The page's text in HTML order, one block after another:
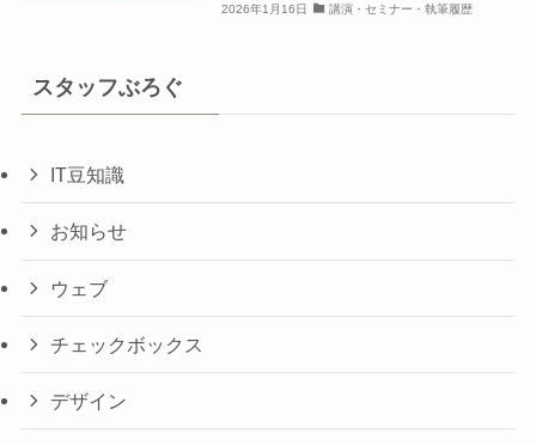
2026年1月16日 講演・セミナー・執筆履歴
スタッフぶろぐ
IT豆知識
お知らせ
ウェブ
チェックボックス
デザイン